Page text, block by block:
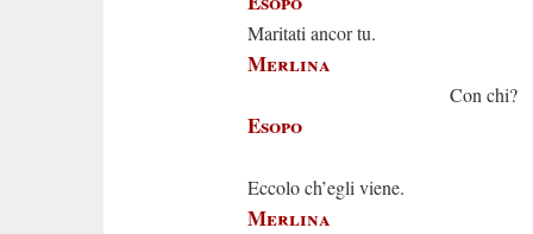
Maritati ancor tu.
Merlina
Con chi?
Esopo
Eccolo ch’egli viene.
Merlina